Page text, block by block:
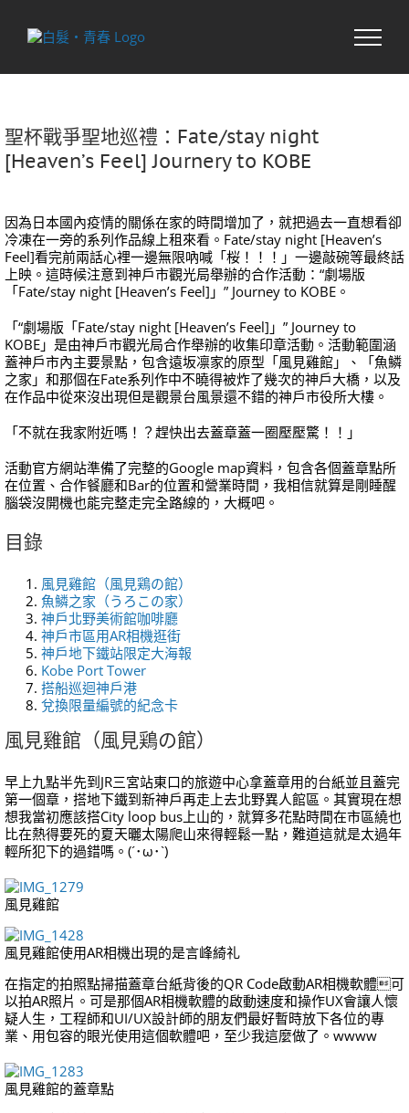
content
聖杯戰爭聖地巡禮：Fate/stay night
[Heaven’s Feel] Journery to KOBE
因為日本國內疫情的關係在家的時間增加了，就把過去一直想看卻
冷凍在一旁的系列作品線上租來看。Fate/stay night [Heaven’s
Feel]看完前兩話心裡一邊無限吶喊「桜！！！」一邊敲碗等最終話
上映。這時候注意到神戶市觀光局舉辦的合作活動：“劇場版
「Fate/stay night [Heaven’s Feel]」” Journey to KOBE。
「“劇場版「Fate/stay night [Heaven’s Feel]」” Journey to
KOBE」是由神戶市觀光局合作舉辦的收集印章活動。活動範圍涵
蓋神戶市內主要景點，包含遠坂凛家的原型「風見雞館」、「魚鱗
之家」和那個在Fate系列作中不曉得被炸了幾次的神戶大橋，以及
在作品中從來沒出現但是觀景台風景還不錯的神戶市役所大樓。
「不就在我家附近嗎！？趕快出去蓋章蓋一圈壓壓驚！！」
活動官方網站準備了完整的Google map資料，包含各個蓋章點所
在位置、合作餐廳和Bar的位置和營業時間，我相信就算是剛睡醒
腦袋沒開機也能完整走完全路線的，大概吧。
目錄
風見雞館（風見鶏の館）
魚鱗之家（うろこの家）
神戶北野美術館咖啡廳
神戶市區用AR相機逛街
神戶地下鐵站限定大海報
Kobe Port Tower
搭船巡迴神戶港
兌換限量編號的紀念卡
風見雞館（風見鶏の館）
早上九點半先到JR三宮站東口的旅遊中心拿蓋章用的台紙並且蓋完
第一個章，搭地下鐵到新神戶再走上去北野異人館區。其實現在想
想我當初應該搭City loop bus上山的，就算多花點時間在市區繞也
比在熱得要死的夏天曬太陽爬山來得輕鬆一點，難道這就是太過年
輕所犯下的過錯嗎。(´･ω･`)
風見雞館
風見雞館使用AR相機出現的是言峰綺礼
在指定的拍照點掃描蓋章台紙背後的QR Code啟動AR相機軟體可
以拍AR照片。可是那個AR相機軟體的啟動速度和操作UX會讓人懷
疑人生，工程師和UI/UX設計師的朋友們最好暫時放下各位的專
業、用包容的眼光使用這個軟體吧，至少我這麼做了。wwww
風見雞館的蓋章點